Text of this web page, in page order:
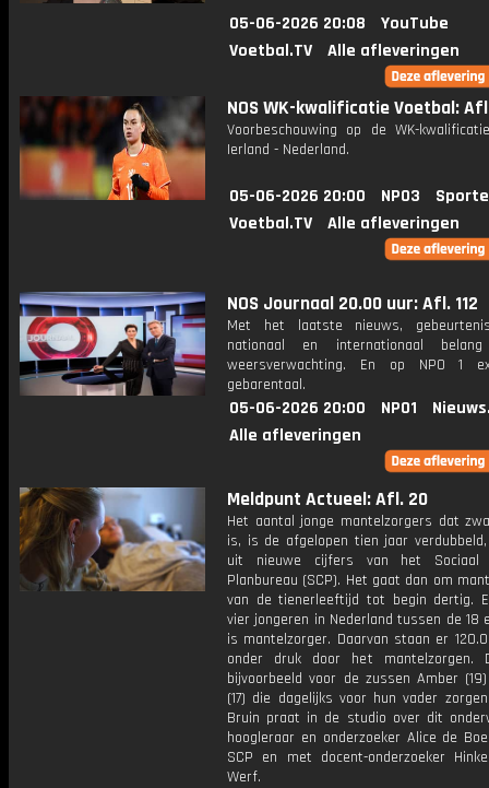
05-06-2026 20:08
YouTube
Voetbal.TV
Alle afleveringen
NOS WK-kwalificatie Voetbal:
Voorbeschouwing op de WK-
Ierland - Nederland.
05-06-2026 20:00 NPO3
Voetbal.TV
Alle afleveringen
NOS Journaal 20.00 uur: Afl. 112
Met het laatste nieuws,
nationaal en internationaal
weersverwachting. En op NPO 1
gebarentaal.
05-06-2026 20:00 NPO1
Alle afleveringen
Meldpunt Actueel: Afl. 20
Het aantal jonge mantelzorgers dat
is, is de afgelopen tien jaar
uit nieuwe cijfers van het Sociaal
Planbureau (SCP). Het gaat dan om
van de tienerleeftijd tot begin dertig.
vier jongeren in Nederland tussen de 18
is mantelzorger. Daarvan staan er
onder druk door het mantelzorgen.
bijvoorbeeld voor de zussen Amber
(17) die dagelijks voor hun vader
Bruin praat in de studio over dit
hoogleraar en onderzoeker Alice de
SCP en met docent-onderzoeker
Werf.